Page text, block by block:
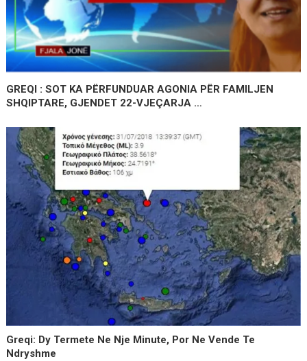
GREQI : SOT KA PËRFUNDUAR AGONIA PËR FAMILJEN
SHQIPTARE, GJENDET 22-VJEÇARJA …
Greqi: Dy Termete Ne Nje Minute, Por Ne Vende Te
Ndryshme